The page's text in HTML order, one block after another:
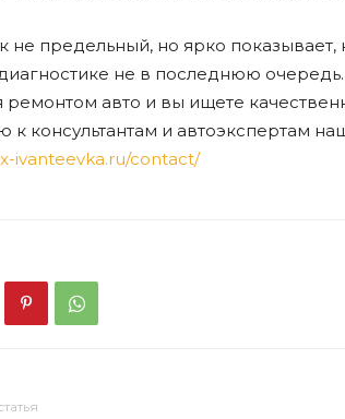
не предельный, но ярко
не в последнюю
ремонтом авто и вы ищете
к консультантам и автоэкспертам
ivanteevka.ru/contact/